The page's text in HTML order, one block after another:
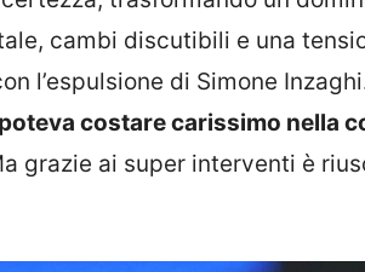
cambi discutibili e una
l’espulsione di Simone
costare carissimo nella
grazie ai super interventi è